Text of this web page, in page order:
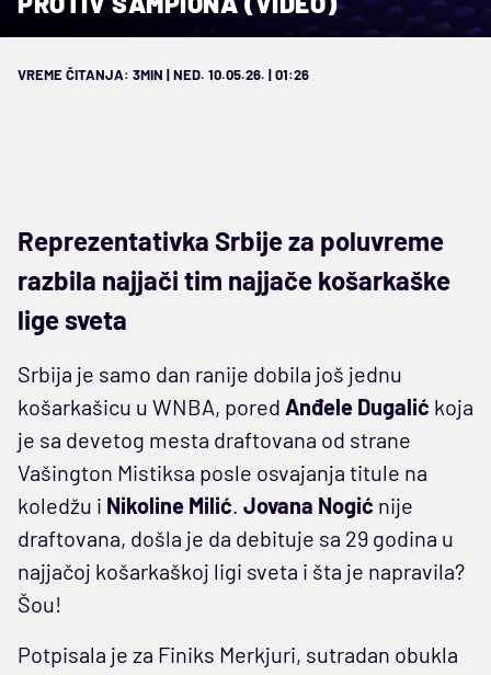
VREME ČITANJA: 3MIN | NED. 10.05.26. | 01:26
Reprezentativka Srbije za poluvreme
razbila najjači tim najjače košarkaške
lige sveta
Srbija je samo dan ranije dobila još jednu
košarkašicu u WNBA, pored Anđele Dugalić koja
je sa devetog mesta draftovana od strane
Vašington Mistiksa posle osvajanja titule na
koledžu i Nikoline Milić. Jovana Nogić nije
draftovana, došla je da debituje sa 29 godina u
najjačoj košarkaškoj ligi sveta i šta je napravila?
Šou!
Potpisala je za Finiks Merkjuri, sutradan obukla